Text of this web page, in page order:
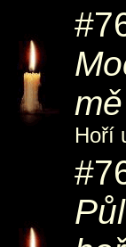
Hoří